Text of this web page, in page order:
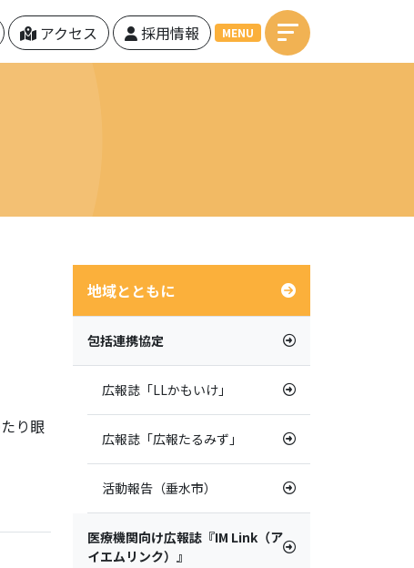
アクセス 採用情報 MENU
り眼
地域とともに
包括連携協定
広報誌「LLかもいけ」
広報誌「広報たるみず」
活動報告（垂水市）
医療機関向け広報誌『IM Link（ア
イエムリンク）』